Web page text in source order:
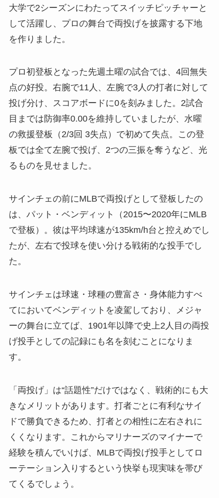
大学で2シーズンにわたってスイッチピッチャーと
して活躍し、プロの舞台で両投げを披露する下地
を作りました。
プロ初登板となった先週土曜の試合では、4回無失
点の好投。右腕で11人、左腕で3人の打者に対して
投げ分け、スコアボードに0を刻みました。2試合
目までは防御率0.00を維持していましたが、水曜
の救援登板（2/3回 3失点）で初めて失点。この登
板では全て左腕で投げ、2つの三振を奪うなど、光
るものを見せました。
サインチェの前にMLBで両投げとして登板したの
は、パット・ベンディット（2015〜2020年にMLB
で登板）。彼は平均球速が135km/h台と控えめでし
たが、左右で投球を使い分ける戦術的な投手でし
た。
サインチェは球速・球種の豊富さ・身体能力すべ
てにおいてベンディットを凌駕しており、メジャ
ーの舞台に立てば、1901年以降で史上2人目の両投
げ投手としての記録にも名を刻むことになりま
す。
「両投げ」は“話題性”だけではなく、戦術的にも大
きなメリットがあります。打者ごとに有利なサイ
ドで勝負できるため、打者との相性に左右されに
くくなります。これからマリナーズのマイナーで
経験を積んでいけば、MLBで両投げ投手としてロ
ーテーション入りするという快挙も現実味を帯び
てくるでしょう。